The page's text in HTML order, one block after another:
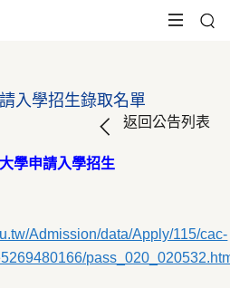
入學招生錄取名單
返回公告列表
申請入學招生
Admission/data/Apply/115/cac-